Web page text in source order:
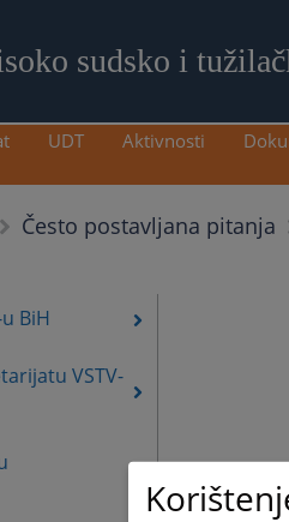
sudsko i
UDT Aktivnosti
Često postavljana pitanja
BiH
VSTV-